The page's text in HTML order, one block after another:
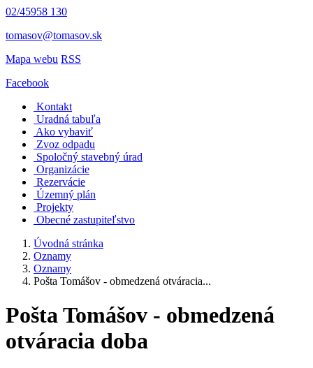
02/45958 130
tomasov@tomasov.sk
Mapa webu RSS
Facebook
Kontakt
Uradná tabuľa
Ako vybaviť
Zvoz odpadu
Spoločný stavebný úrad
Organizácie
Rezervácie
Územný plán
Projekty
Obecné zastupiteľstvo
Úvodná stránka
Oznamy
Oznamy
Pošta Tomášov - obmedzená otváracia...
Pošta Tomášov - obmedzená
otváracia doba